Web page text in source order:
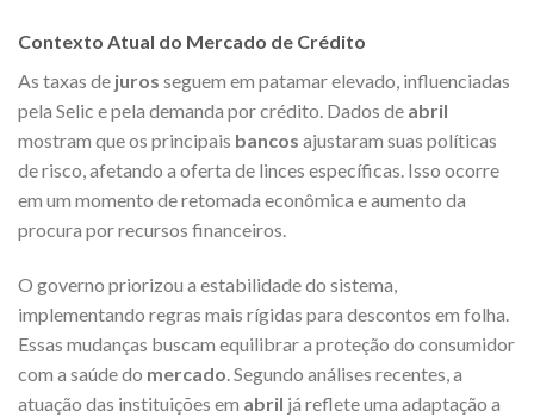
Contexto Atual do Mercado de Crédito
As taxas de juros seguem em patamar elevado, influenciadas
pela Selic e pela demanda por crédito. Dados de abril
mostram que os principais bancos ajustaram suas políticas
de risco, afetando a oferta de linces específicas. Isso ocorre
em um momento de retomada econômica e aumento da
procura por recursos financeiros.
O governo priorizou a estabilidade do sistema,
implementando regras mais rígidas para descontos em folha.
Essas mudanças buscam equilibrar a proteção do consumidor
com a saúde do mercado. Segundo análises recentes, a
atuação das instituições em abril já reflete uma adaptação a